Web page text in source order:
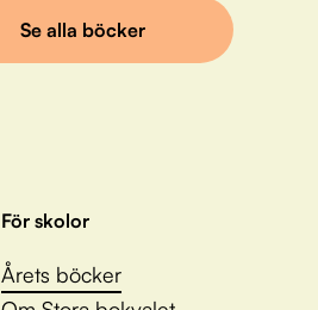
Se alla böcker
För skolor
Årets böcker